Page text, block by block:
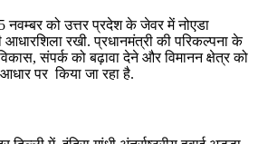
नवम्बर को उत्तर प्रदेश के जेवर में नोएडा
आधारशिला रखी. प्रधानमंत्री की परिकल्पना के
संपर्क को बढ़ावा देने और विमानन क्षेत्र को
पर किया जा रहा है.